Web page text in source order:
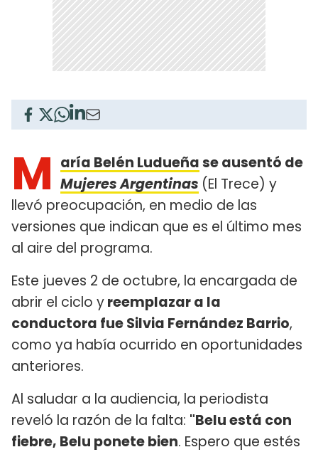
M aría Belén Ludueñase ausentó de
Mujeres Argentinas (El Trece) y
llevó preocupación, en medio de las
versiones que indican que es el último mes
al aire del programa.
Este jueves 2 de octubre, la encargada de
abrir el ciclo yreemplazar a la
conductora fue Silvia Fernández Barrio,
como ya había ocurrido en oportunidades
anteriores.
Al saludar a la audiencia, la periodista
reveló la razón de la falta: "Belu está con
fiebre, Belu ponete bien. Espero que estés